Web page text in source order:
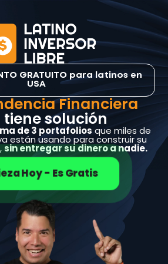
GRATUITO para latinos en
USA
Financiera
tiene solución
de 3 portafolios que miles de
están usando para construir su
sin entregar su dinero a nadie.
Hoy - Es Gratis